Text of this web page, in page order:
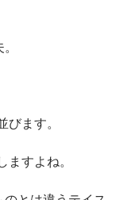
ます。
すよね。